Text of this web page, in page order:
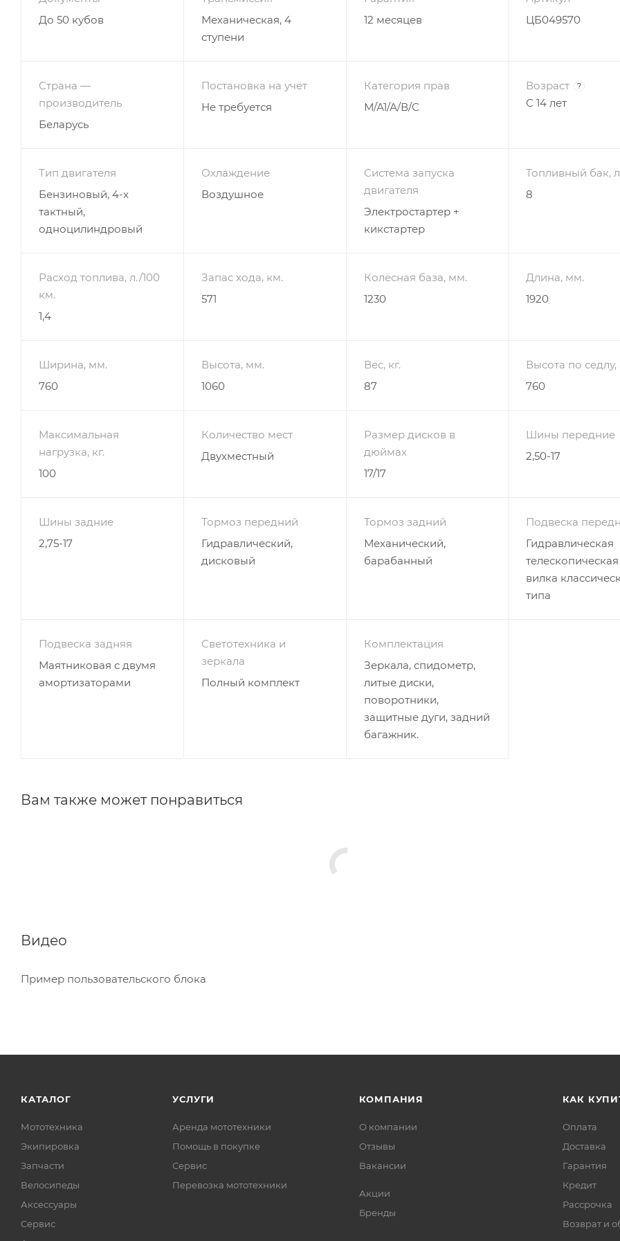
До 50 кубов
Механическая, 4
ступени
12 месяцев
ЦБ049570
Страна —
производитель
Беларусь
Постановка на учёт
Не требуется
Категория прав
М/А1/А/В/С
Возраст ?
С 14 лет
Тип двигателя
Бензиновый, 4-х
тактный,
одноцилиндровый
Охлаждение
Воздушное
Система запуска
двигателя
Электростартер +
кикстартер
Топливный бак,
8
Расход топлива, л./100
км.
1,4
Запас хода, км.
571
Колёсная база, мм.
1230
Длина, мм.
1920
Ширина, мм.
760
Высота, мм.
1060
Вес, кг.
87
Высота по
760
Максимальная
нагрузка, кг.
100
Количество мест
Двухместный
Размер дисков в
дюймах
17/17
Шины передние
2,50-17
Шины задние
2,75-17
Тормоз передний
Гидравлический,
дисковый
Тормоз задний
Механический,
барабанный
Подвеска
Гидравлическая
телескопическая
вилка
типа
Подвеска задняя
Маятниковая с двумя
амортизаторами
Светотехника и
зеркала
Полный комплект
Комплектация
Зеркала, спидометр,
литые диски,
поворотники,
защитные дуги, задний
багажник.
Вам также может понравиться
Видео
Пример пользовательского блока
КАТАЛОГ
Мототехника
Экипировка
Запчасти
Велосипеды
Аксессуары
Сервис
УСЛУГИ
Аренда мототехники
Помощь в покупке
Сервис
Перевозка мототехники
КОМПАНИЯ
О компании
Отзывы
Вакансии
Акции
Бренды
КАК
Оплата
Доставка
Гарантия
Кредит
Рассрочка
Возврат и